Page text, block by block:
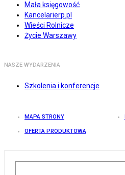
Mała księgowość
Kancelarierp.pl
Wieści Rolnicze
Życie Warszawy
NASZE WYDARZENIA
Szkolenia i konferencje
MAPA STRONY
OFERTA PRODUKTOWA